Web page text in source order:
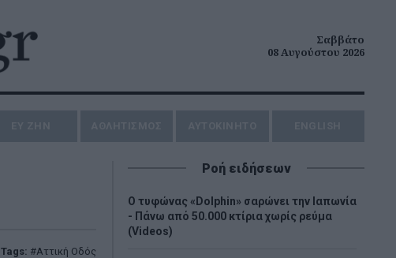
Σαββάτο
08 Αυγούστου 2026
Tags: Αττική Οδός
Ροή ειδήσεων
Ο τυφώνας «Dolphin» σαρώνει την Ιαπωνία
- Πάνω από 50.000 κτίρια χωρίς ρεύμα
(Videos)